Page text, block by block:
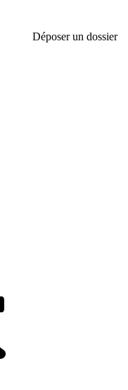
Déposer un dossier